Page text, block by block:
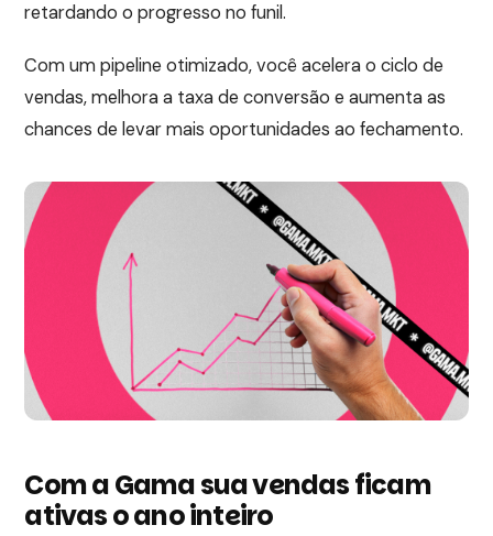
retardando o progresso no funil.
Com um pipeline otimizado, você acelera o ciclo de
vendas, melhora a taxa de conversão e aumenta as
chances de levar mais oportunidades ao fechamento.
Com a Gama sua vendas ficam
ativas o ano inteiro